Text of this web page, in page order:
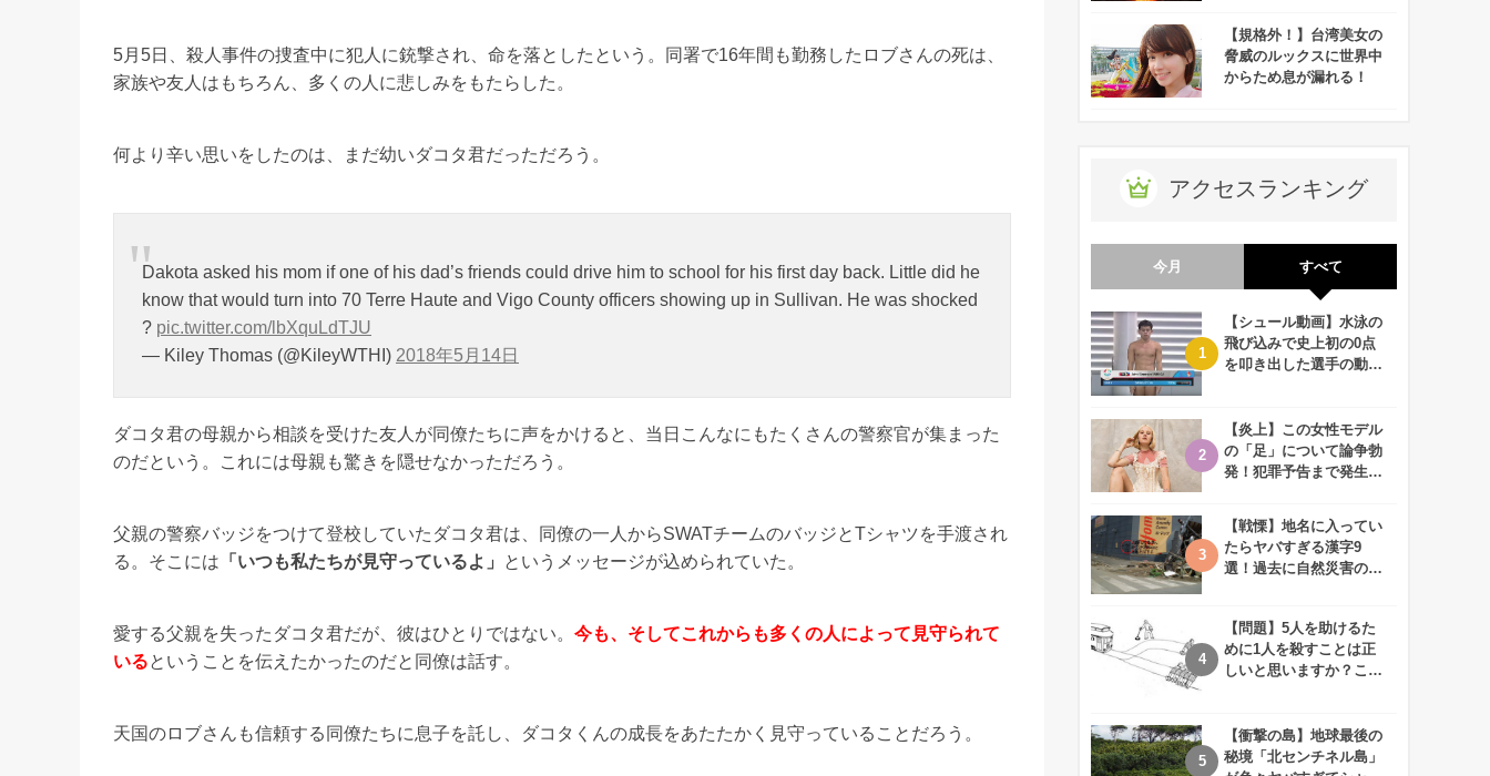
5月5日、殺人事件の捜査中に犯人に銃撃され、命を落としたという。同署で16年間も勤務したロブさんの死は、
家族や友人はもちろん、多くの人に悲しみをもたらした。
何より辛い思いをしたのは、まだ幼いダコタ君だっただろう。
Dakota asked his mom if one of his dad’s friends could drive him to school for his first day back. Little did he
know that would turn into 70 Terre Haute and Vigo County officers showing up in Sullivan. He was shocked
? pic.twitter.com/lbXquLdTJU
— Kiley Thomas (@KileyWTHI) 2018年5月14日
ダコタ君の母親から相談を受けた友人が同僚たちに声をかけると、当日こんなにもたくさんの警察官が集まった
のだという。これには母親も驚きを隠せなかっただろう。
父親の警察バッジをつけて登校していたダコタ君は、同僚の一人からSWATチームのバッジとTシャツを手渡され
る。そこには 「いつも私たちが見守っているよ」 というメッセージが込められていた。
愛する父親を失ったダコタ君だが、彼はひとりではない。 今も、そしてこれからも多くの人によって見守られて
いるということを伝えたかったのだと同僚は話す。
天国のロブさんも信頼する同僚たちに息子を託し、ダコタくんの成長をあたたかく見守っていることだろう。
映像が撮れたらしい！
【規格外！】台湾美女の
脅威のルックスに世界中
からため息が漏れる！
アクセスランキング
今月 すべて
【シュール動画】水泳の
飛び込みで史上初の0点
を叩き出した選手の動画
【炎上】この女性モデル
の「足」について論争勃
発！犯罪予告まで発生す
【戦慄】地名に入ってい
たらヤバすぎる漢字9
選！過去に自然災害の歴
【問題】5人を助けるた
めに1人を殺すことは正
しいと思いますか？この
【衝撃の島】地球最後の
秘境「北センチネル島」